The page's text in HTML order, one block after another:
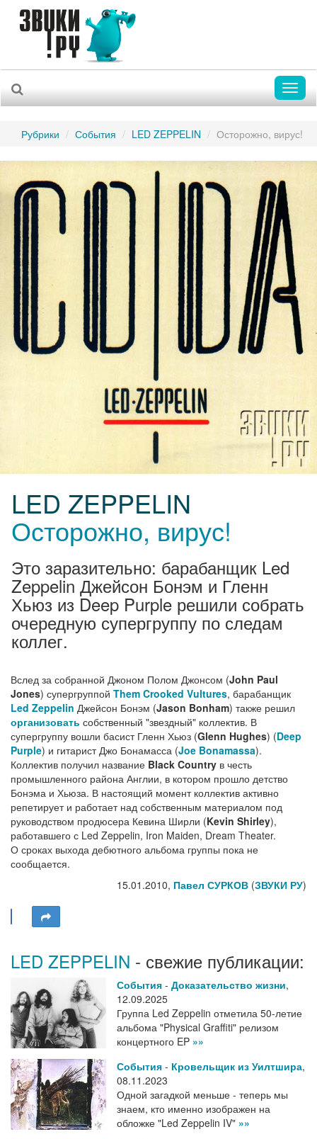
Рубрики События LED ZEPPELIN Осторожно, вирус!
LED ZEPPELIN
Осторожно, вирус!
Это заразительно: барабанщик Led
Zeppelin Джейсон Бонэм и Гленн
Хьюз из Deep Purple решили собрать
очередную супергруппу по следам
коллег.
Вслед за собранной Джоном Полом Джонсом (John Paul
Jones) супергруппой Them Crooked Vultures, барабанщик
Led Zeppelin Джейсон Бонэм (Jason Bonham) также решил
организовать собственный "звездный" коллектив. В
супергруппу вошли басист Гленн Хьюз (Glenn Hughes) (Deep
Purple) и гитарист Джо Бонамасса (Joe Bonamassa).
Коллектив получил название Black Country в честь
промышленного района Англии, в котором прошло детство
Бонэма и Хьюза. В настоящий момент коллектив активно
репетирует и работает над собственным материалом под
руководством продюсера Кевина Ширли (Kevin Shirley),
работавшего с Led Zeppelin, Iron Maiden, Dream Theater.
О сроках выхода дебютного альбома группы пока не
сообщается.
15.01.2010, Павел СУРКОВ (ЗВУКИ РУ)
LED ZEPPELIN - свежие публикации:
События - Доказательство жизни,
12.09.2025
Группа Led Zeppelin отметила 50-летие
альбома "Physical Graffiti" релизом
концертного EP »»
События - Кровельщик из Уилтшира,
08.11.2023
Одной загадкой меньше - теперь мы
знаем, кто именно изображен на
обложке "Led Zeppelin IV" »»